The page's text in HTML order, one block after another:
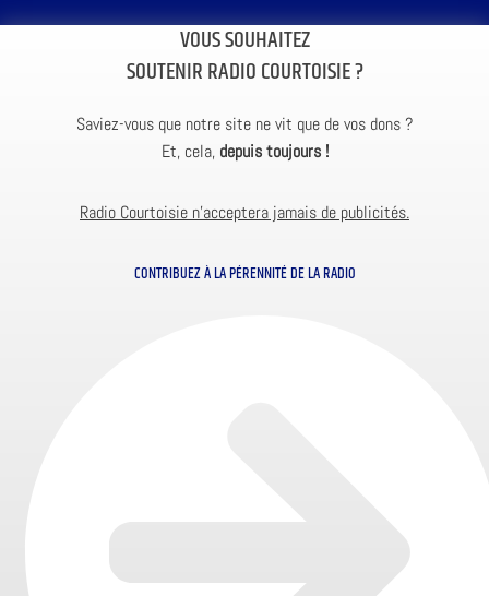
VOUS SOUHAITEZ
SOUTENIR RADIO COURTOISIE ?
Saviez-vous que notre site ne vit que de vos dons ?
Et, cela, depuis toujours !
Radio Courtoisie n’acceptera jamais de publicités.
CONTRIBUEZ À LA PÉRENNITÉ DE LA RADIO